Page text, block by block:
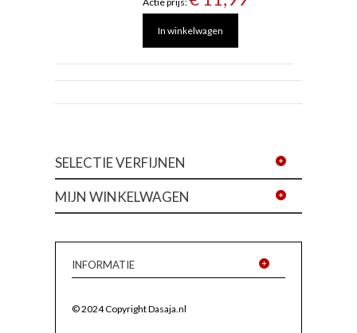
In winkelwagen
SELECTIE VERFIJNEN
MIJN WINKELWAGEN
INFORMATIE
© 2024 Copyright Dasaja.nl